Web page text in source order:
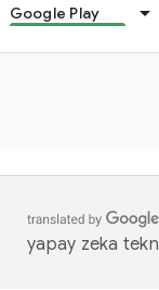
Google Play
yapay zeka